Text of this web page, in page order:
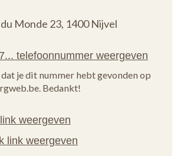
Monde 23, 1400 Nijvel
je dit nummer hebt gevonden op
Bedankt!